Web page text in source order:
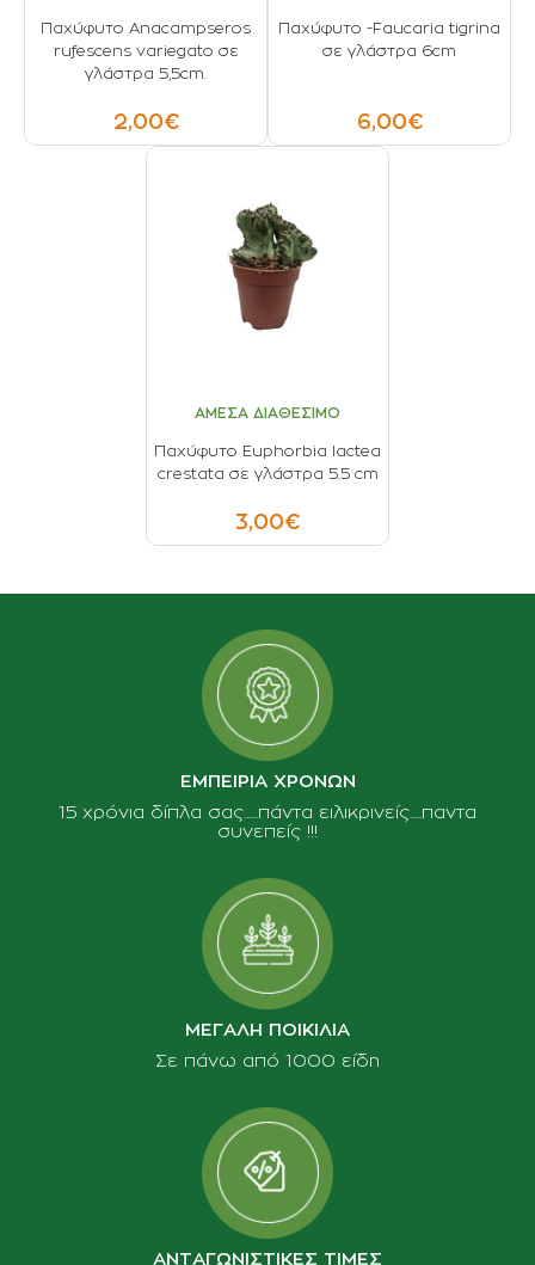
Παχύφυτο Anacampseros
rufescens variegato σε
γλάστρα 5,5cm.
2,00€
Παχύφυτο -Faucaria tigrina
σε γλάστρα 6cm
6,00€
ΑΜΕΣΑ ΔΙΑΘΕΣΙΜΟ
Παχύφυτο Euphorbia lactea
crestata σε γλάστρα 5.5 cm
3,00€
ΕΜΠΕΙΡΙΑ ΧΡΟΝΩΝ
15 χρόνια δίπλα σας......πάντα ειλικρινείς.....παντα
συνεπείς !!!
ΜΕΓΑΛΗ ΠΟΙΚΙΛΙΑ
Σε πάνω από 1000 είδη
ΑΝΤΑΓΩΝΙΣΤΙΚΕΣ ΤΙΜΕΣ